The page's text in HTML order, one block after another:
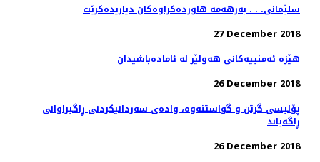
سلێمانی. . . به‌رهه‌مه‌ هاورده‌كراوه‌كان دیاریده‌كرێت
27 December 2018
هێزە ئەمنییەكانی هەولێر لە ئامادەباشیدان
26 December 2018
پۆلیسی گرتن و گواستنەوە، وادەی سەردانیكردنی ڕاگیراوانی
ڕاگەیاند
26 December 2018